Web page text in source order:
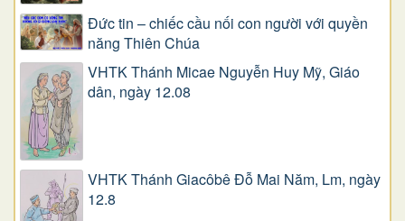
Đức tin – chiếc cầu nối con người với quyền
năng Thiên Chúa
VHTK Thánh Micae Nguyễn Huy Mỹ, Giáo
dân, ngày 12.08
VHTK Thánh Giacôbê Ðỗ Mai Năm, Lm, ngày
12.8